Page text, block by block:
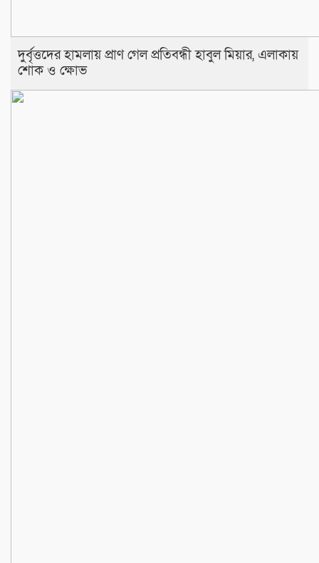
দুর্বৃত্তদের হামলায় প্রাণ গেল প্রতিবন্ধী হাবুল মিয়ার, এলাকায়
শোক ও ক্ষোভ